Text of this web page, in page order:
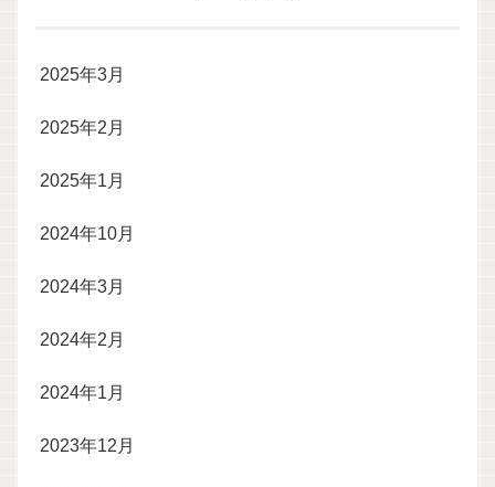
2025年3月
2025年2月
2025年1月
2024年10月
2024年3月
2024年2月
2024年1月
2023年12月